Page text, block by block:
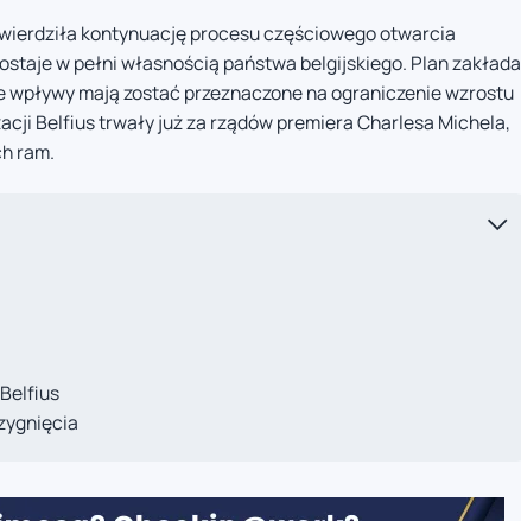
kontynuację procesu częściowego otwarcia
w pełni własnością państwa belgijskiego. Plan zakłada
mają zostać przeznaczone na ograniczenie wzrostu
Belfius trwały już za rządów premiera Charlesa Michela,
ram.